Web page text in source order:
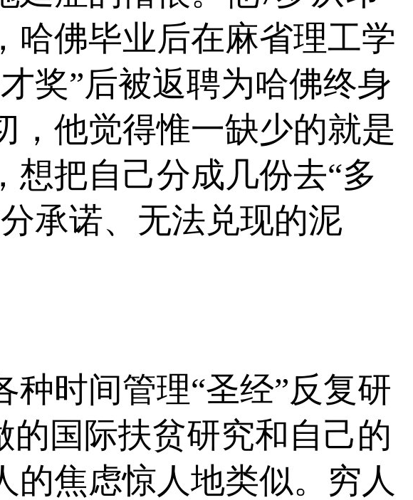
哈佛毕业后在麻省理工学
奖”后被返聘为哈佛终身
，他觉得惟一缺少的就是
想把自己分成几份去“多
承诺、无法兑现的泥
时间管理“圣经”反复研
的国际扶贫研究和自己的
的焦虑惊人地类似。穷人